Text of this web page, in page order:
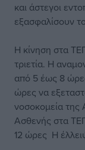
και άστεγοι
εξασφαλίσουν
Η κίνηση στα
τριετία. Η
από 5 έως 8
ώρες να
νοσοκομεία της
Ασθενής στα
12 ώρες Η